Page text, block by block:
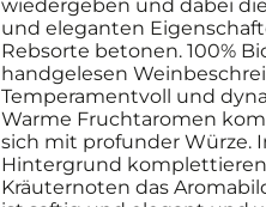
wiedergeben und dabei
und eleganten
Rebsorte betonen. 100%
handgelesen
Temperamentvoll und
Warme Fruchtaromen
sich mit profunder Würze.
Hintergrund komplettieren
Kräuternoten das